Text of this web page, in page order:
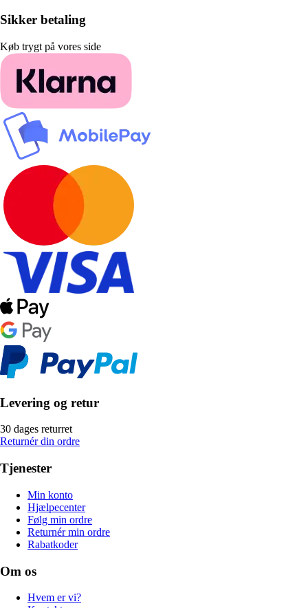
Sikker betaling
Køb trygt på vores side
Levering og retur
30 dages returret
Returnér din ordre
Tjenester
Min konto
Hjælpecenter
Følg min ordre
Returnér min ordre
Rabatkoder
Om os
Hvem er vi?